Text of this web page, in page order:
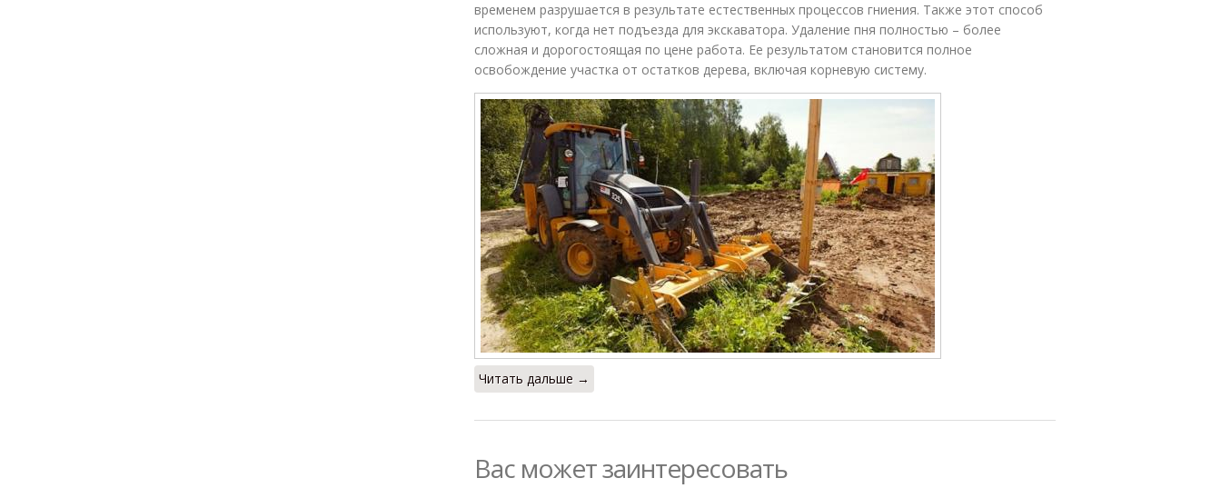
временем разрушается в результате естественных процессов гниения. Также этот способ
используют, когда нет подъезда для экскаватора. Удаление пня полностью – более
сложная и дорогостоящая по цене работа. Ее результатом становится полное
освобождение участка от остатков дерева, включая корневую систему.
Читать дальше →
Вас может заинтересовать